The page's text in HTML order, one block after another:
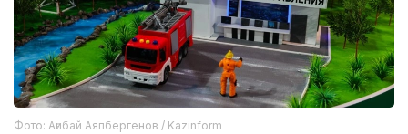
Фото: Ағибай Аяпбергенов / Kazinform